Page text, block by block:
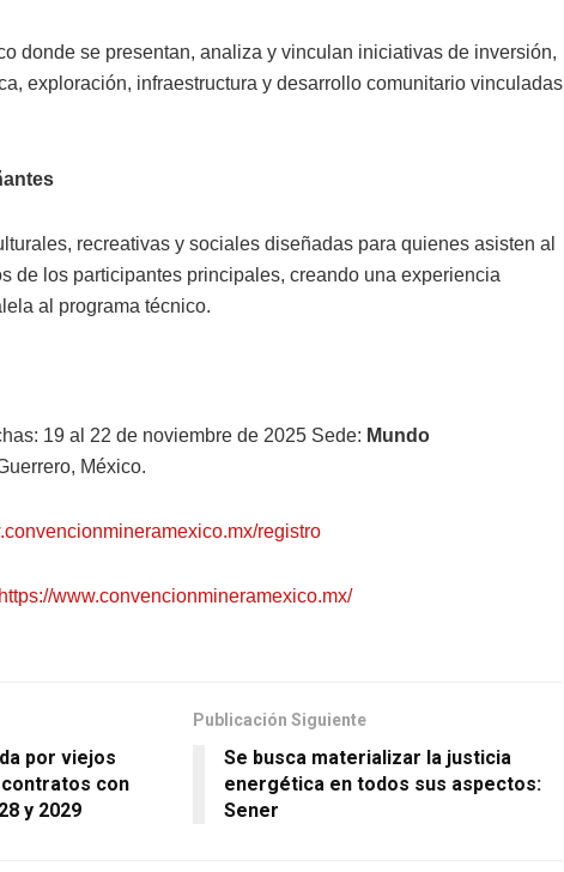
donde se presentan, analiza y vinculan iniciativas de inversión,
exploración, infraestructura y desarrollo comunitario vinculadas
recreativas y sociales diseñadas para quienes asisten al
de los participantes principales, creando una experiencia
al programa técnico.
19 al 22 de noviembre de 2025 Sede: Mundo
México.
registro
https://www.convencionmineramexico.mx/
por viejos
con
y 2029
Publicación Siguiente
Se busca materializar la justicia
energética en todos sus aspectos:
Sener